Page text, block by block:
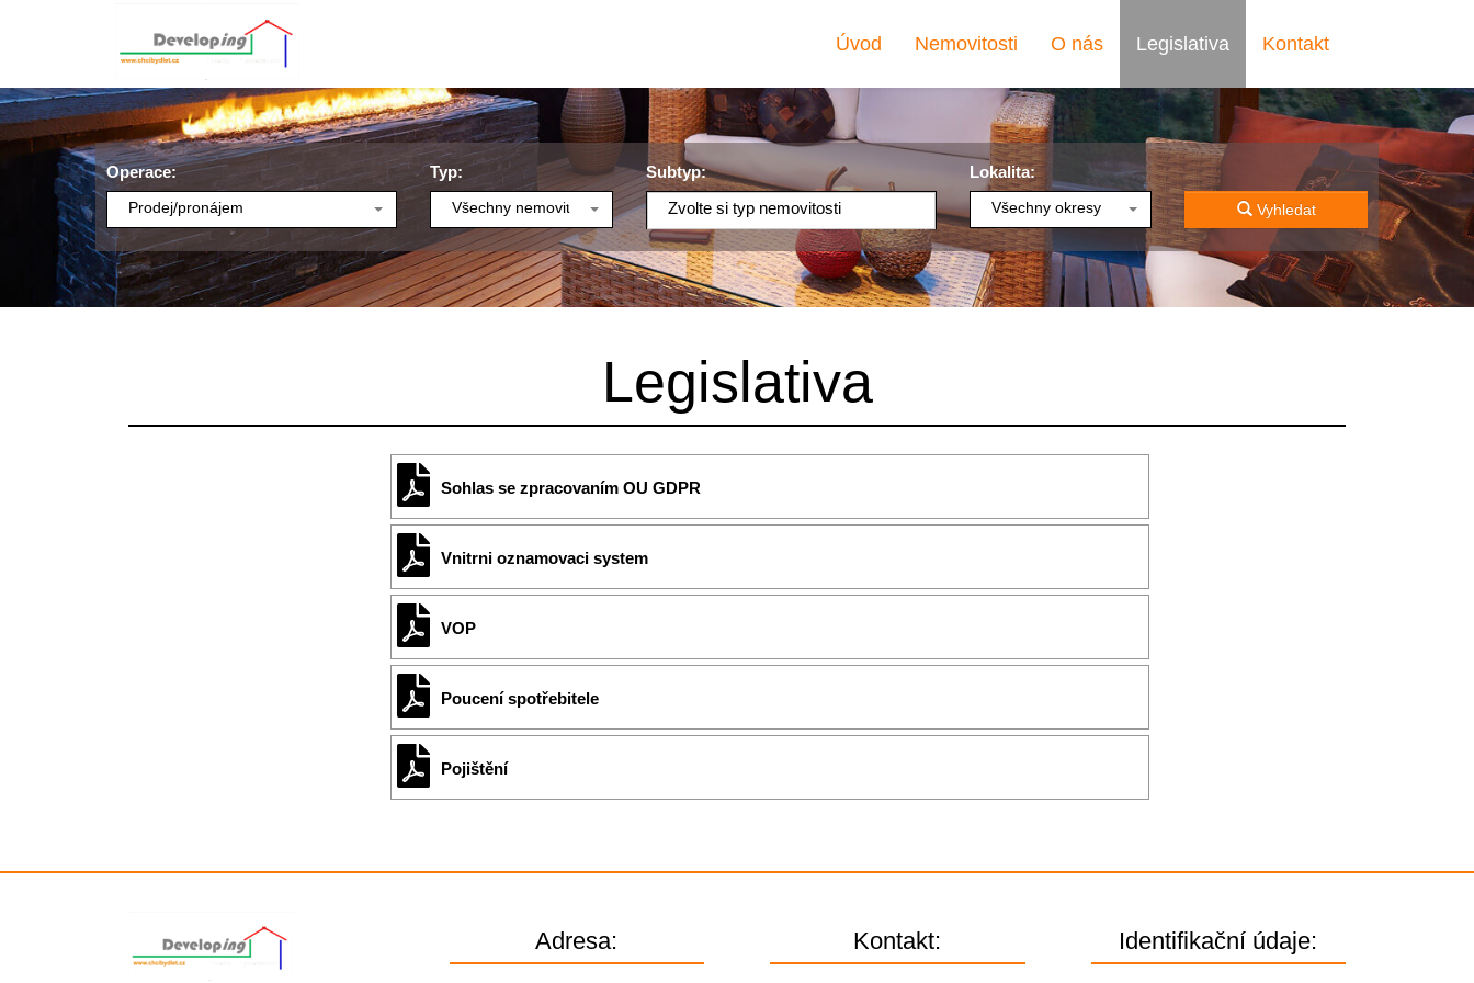
Úvod Nemovitosti O nás Legislativa Kontakt
Operace:
Prodej/pronájem
Typ:
Všechny nemovitosti
Subtyp:
Zvolte si typ nemovitosti
Lokalita:
Všechny okresy Vyhledat
Legislativa
Sohlas se zpracovaním OU GDPR
Vnitrni oznamovaci system
VOP
Poucení spotřebitele
Pojištění
Adresa: Kontakt: Identifikační údaje: